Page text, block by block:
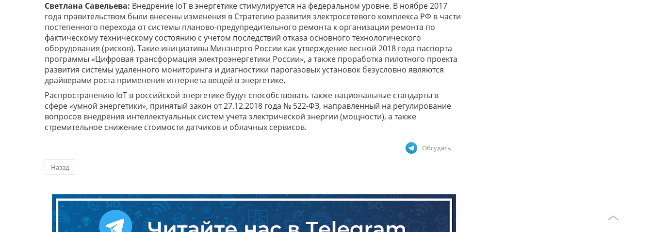
Светлана Савельева: Внедрение IoT в энергетике стимулируется на федеральном уровне. В ноябре 2017
года правительством были внесены изменения в Стратегию развития электросетевого комплекса РФ в части
постепенного перехода от системы планово-предупредительного ремонта к организации ремонта по
фактическому техническому состоянию с учетом последствий отказа основного технологического
оборудования (рисков). Такие инициативы Минэнерго России как утверждение весной 2018 года паспорта
программы «Цифровая трансформация электроэнергетики России», а также проработка пилотного проекта
развития системы удаленного мониторинга и диагностики парогазовых установок безусловно являются
драйверами роста применения интернета вещей в энергетике.
Распространению IoT в российской энергетике будут способствовать также национальные стандарты в
сфере «умной энергетики», принятый закон от 27.12.2018 года № 522-ФЗ, направленный на регулирование
вопросов внедрения интеллектуальных систем учета электрической энергии (мощности), а также
стремительное снижение стоимости датчиков и облачных сервисов.
Обсудить
Назад